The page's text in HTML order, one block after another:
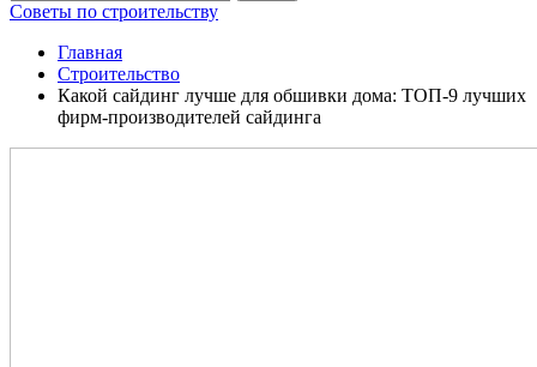
Советы по строительству
Главная
Строительство
Какой сайдинг лучше для обшивки дома: ТОП-9 лучших
фирм-производителей сайдинга